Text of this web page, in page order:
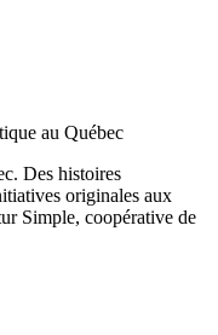
Des histoires
originales aux
Simple, coopérative de